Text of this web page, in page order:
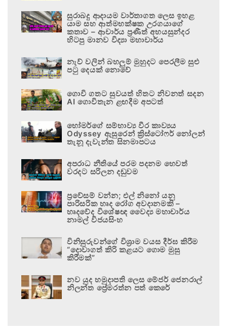
සුරාබදු ආදායම වාර්තාගත ලෙස ඉහළ
යාම සහ ආත්මභක්ෂක උරගයාගේ
කතාව – ආචාර්ය ප්‍රණීත් අභයසුන්දර
හිටපු මානව විද්‍යා මහාචාර්ය
නැව් වලින් බහලුම් මුහුදට පෙරලීම සුළු
පටු දෙයක් නොවේ
ගොවි ගතට සුවයත් හිතට නිවනත් සදන
AI ගොවිතැන ළඟදීම අපටත්
හෝමර්ගේ සම්භාව්‍ය වීර කාව්‍යය
Odyssey ඇසුරෙන් ක්‍රිස්ටෝෆර් නෝලන්
තැනූ දැවැන්ත සිනමාපටය
අපරාධ නීතියේ පරම පදනම හෙවත්
වරදට සරිලන දඬුවම
ප්‍රවේසම් වන්න; එල් නිනෝ යනු
පාරිසරික හෘද රෝග අවදානමකි –
හෘදවේද විශේෂඥ වෛද්‍ය මහාචාර්ය
නාමල් විජයසිංහ
විනිසුරුවන්ගේ විශ්‍රාම වයස දීර්ඝ කිරීම
“දොවාගත් කිරි කළයට ගොම මුසු
කිරීමක්”
නව යුද හමුදාපති ලෙස මේජර් ජෙනරාල්
නිලන්ත ප්‍රේමරත්න පත් කෙරේ